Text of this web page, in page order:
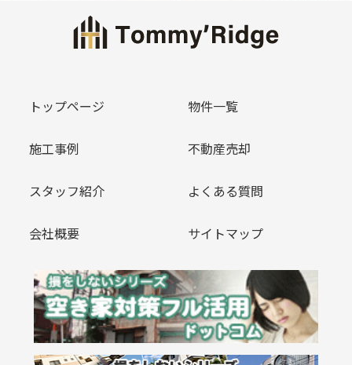
トップページ 物件一覧
施工事例 不動産売却
スタッフ紹介 よくある質問
会社概要 サイトマップ